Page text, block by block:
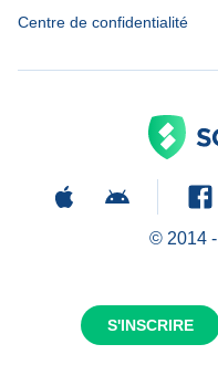
S'INSCRIRE
Centre de confidentialité
© 2014 -